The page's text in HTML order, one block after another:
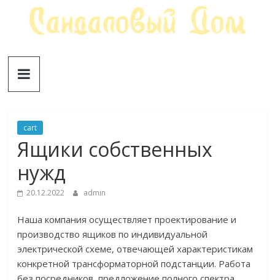
Сандаловый
cart
Ящики собственных
нужд
20.12.2022 admin
Наша компания осуществляет проектирование и
производство ящиков по индивидуальной
электрической схеме, отвечающей характеристикам
конкретной трансформаторной подстанции. Работа